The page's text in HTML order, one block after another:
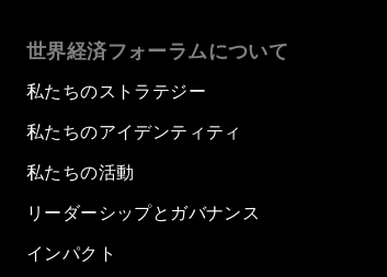
世界経済フォーラムについて
私たちのストラテジー
私たちのアイデンティティ
私たちの活動
リーダーシップとガバナンス
インパクト